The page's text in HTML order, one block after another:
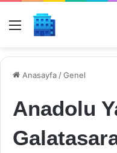
Menü
Anasayfa /Genel
Anadolu